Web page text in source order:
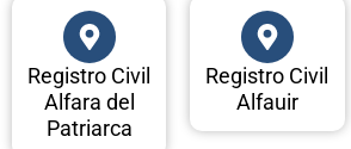
Registro Civil
Alfara del
Patriarca
Registro Civil
Alfauir